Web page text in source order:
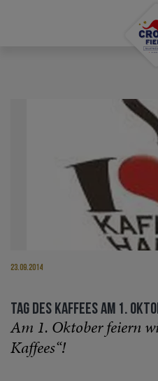
23.09.2014
TAG DES KAFFEES AM 1.
Am 1. Oktober feiern
Kaffees“!